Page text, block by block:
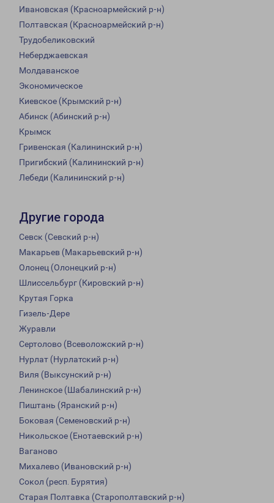
Ивановская (Красноармейский р-н)
Полтавская (Красноармейский р-н)
Трудобеликовский
Неберджаевская
Молдаванское
Экономическое
Киевское (Крымский р-н)
Абинск (Абинский р-н)
Крымск
Гривенская (Калининский р-н)
Пригибский (Калининский р-н)
Лебеди (Калининский р-н)
Другие города
Севск (Севский р-н)
Макарьев (Макарьевский р-н)
Олонец (Олонецкий р-н)
Шлиссельбург (Кировский р-н)
Крутая Горка
Гизель-Дере
Журавли
Сертолово (Всеволожский р-н)
Нурлат (Нурлатский р-н)
Виля (Выксунский р-н)
Ленинское (Шабалинский р-н)
Пиштань (Яранский р-н)
Боковая (Семеновский р-н)
Никольское (Енотаевский р-н)
Ваганово
Михалево (Ивановский р-н)
Сокол (респ. Бурятия)
Старая Полтавка (Старополтавский р-н)